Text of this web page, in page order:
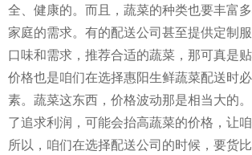
全、健康的。而且，蔬菜的种类也要丰富
家庭的需求。有的配送公司甚至提供定制
口味和需求，推荐合适的蔬菜，那可真是贴
价格也是咱们在选择惠阳生鲜蔬菜配送时
素。蔬菜这东西，价格波动那是相当大的
了追求利润，可能会抬高蔬菜的价格，让咱
所以，咱们在选择配送公司的时候，要货